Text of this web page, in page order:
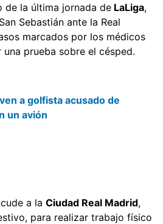
de la última jornada de LaLiga,
Sebastián ante la Real
marcados por los médicos
prueba sobre el césped.
a golfista acusado de
un avión
a la Ciudad Real Madrid,
para realizar trabajo físico